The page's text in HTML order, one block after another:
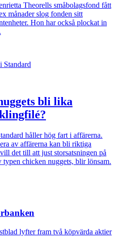
Theorells småbolagsfond fått
månader slog fonden sitt
Hon har också plockat in
Standard
bli lika
håller hög fart i affärerna.
av affärerna kan bli riktiga
det till att just storsatsningen på
chicken nuggets, blir lönsam.
lyfter fram två köpvärda aktier